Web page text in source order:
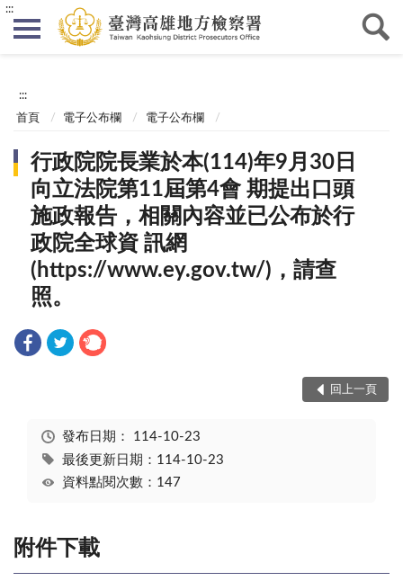
:::
:::
首頁 電子公布欄 電子公布欄
行政院院長業於本(114)年9月30日
向立法院第11屆第4會 期提出口頭
施政報告，相關內容並已公布於行
政院全球資 訊網
(https://www.ey.gov.tw/)，請查
照。
回上一頁
發布日期： 114-10-23
最後更新日期：114-10-23
資料點閱次數：147
附件下載